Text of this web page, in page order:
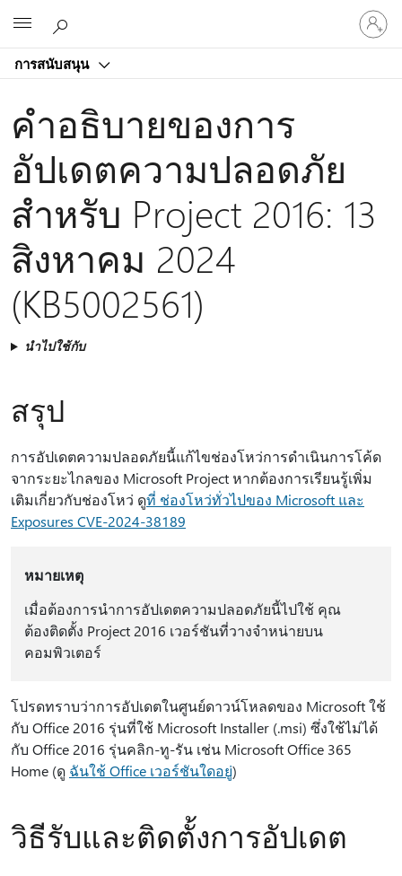
การสนับสนุน
ลงชื่อ
เข้า
บัญชี
คําอธิบายของการ
อัปเดตความปลอดภัย
สําหรับ Project 2016: 13
สิงหาคม 2024
(KB5002561)
นำไปใช้กับ
สรุป
การอัปเดตความปลอดภัยนี้แก้ไขช่องโหว่การดําเนินการโค้ด
จากระยะไกลของ Microsoft Project หากต้องการเรียนรู้เพิ่ม
เติมเกี่ยวกับช่องโหว่ ดูที่ ช่องโหว่ทั่วไปของ Microsoft และ
Exposures CVE-2024-38189
หมายเหตุ
เมื่อต้องการนําการอัปเดตความปลอดภัยนี้ไปใช้ คุณ
ต้องติดตั้ง Project 2016 เวอร์ชันที่วางจําหน่ายบน
คอมพิวเตอร์
โปรดทราบว่าการอัปเดตในศูนย์ดาวน์โหลดของ Microsoft ใช้
กับ Office 2016 รุ่นที่ใช้ Microsoft Installer (.msi) ซึ่งใช้ไม่ได้
กับ Office 2016 รุ่นคลิก-ทู-รัน เช่น Microsoft Office 365
Home (ดู ฉันใช้ Office เวอร์ชันใดอยู่)
วิธีรับและติดตั้งการอัปเดต